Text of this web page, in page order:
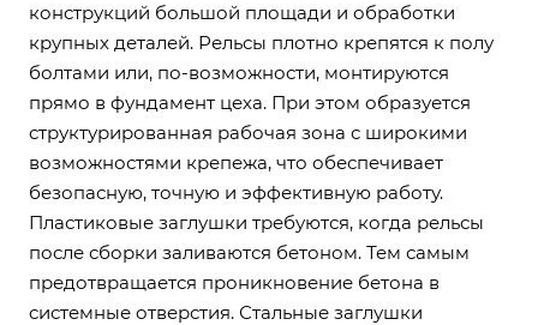
конструкций большой площади и обработки
крупных деталей. Рельсы плотно крепятся к полу
болтами или, по-возможности, монтируются
прямо в фундамент цеха. При этом образуется
структурированная рабочая зона с широкими
возможностями крепежа, что обеспечивает
безопасную, точную и эффективную работу.
Пластиковые заглушки требуются, когда рельсы
после сборки заливаются бетоном. Тем самым
предотвращается проникновение бетона в
системные отверстия. Стальные заглушки